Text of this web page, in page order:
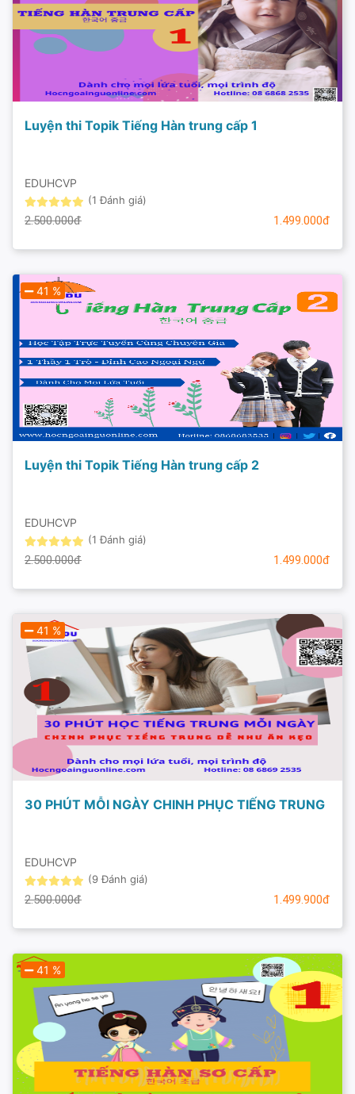
Luyện thi Topik Tiếng Hàn trung cấp 1
EDUHCVP
(1 Đánh giá)
2.500.000đ 1.499.000đ
41 %
Luyện thi Topik Tiếng Hàn trung cấp 2
EDUHCVP
(1 Đánh giá)
2.500.000đ 1.499.000đ
41 %
30 PHÚT MỖI NGÀY CHINH PHỤC TIẾNG TRUNG
EDUHCVP
(9 Đánh giá)
2.500.000đ 1.499.900đ
41 %